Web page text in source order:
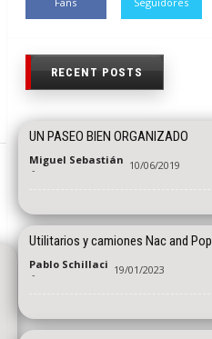
RECENT POSTS
UN PASEO BIEN ORGANIZADO
Miguel Sebastián
- 10/06/2019
Utilitarios y camiones Nac and Pop
Pablo Schillaci
- 19/01/2023